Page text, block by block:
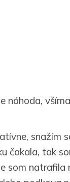
náhoda,
snažím
čakala, tak
som natrafila